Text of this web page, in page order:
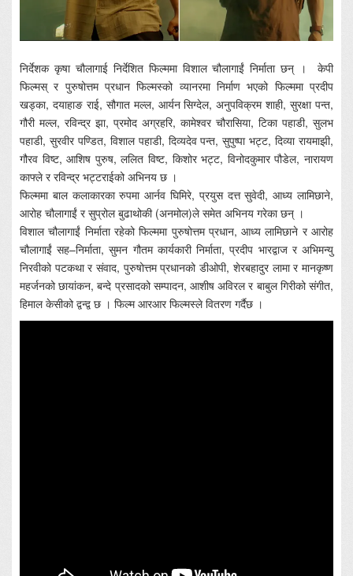
निर्देशक कृषा चौलागाई निर्देशित फिल्ममा विशाल चौलागाईं निर्माता छन् । केपी
फिल्मस् र पुरुषोत्तम प्रधान फिल्मस्को व्यानरमा निर्माण भएको फिल्ममा प्रदीप
खड्का, दयाहाङ राई, सौगात मल्ल, आर्यन सिग्देल, अनुपविक्रम शाही, सुरक्षा पन्त,
गौरी मल्ल, रविन्द्र झा, प्रमोद अग्रहरि, कामेश्वर चौरासिया, टिका पहाडी, सुलभ
पहाडी, सुरवीर पण्डित, विशाल पहाडी, दिव्यदेव पन्त, सुपुष्पा भट्ट, दिव्या रायमाझी,
गौरव विष्ट, आशिष पुरुष, ललित विष्ट, किशोर भट्ट, विनोदकुमार पौडेल, नारायण
काफ्ले र रविन्द्र भट्टराईको अभिनय छ ।
फिल्ममा बाल कलाकारका रुपमा आर्नव घिमिरे, प्रयुस दत्त सुवेदी, आध्य लामिछाने,
आरोह चौलागाईं र सुप्रोल बुढाथोकी (अनमोल)ले समेत अभिनय गरेका छन् ।
विशाल चौलागाईं निर्माता रहेको फिल्ममा पुरुषोत्तम प्रधान, आध्य लामिछाने र आरोह
चौलागाईं सह–निर्माता, सुमन गौतम कार्यकारी निर्माता, प्रदीप भारद्वाज र अभिमन्यु
निरवीको पटकथा र संवाद, पुरुषोत्तम प्रधानको डीओपी, शेरबहादुर लामा र मानकृष्ण
महर्जनको छायांकन, बन्दे प्रसादको सम्पादन, आशीष अविरल र बाबुल गिरीको संगीत,
हिमाल केसीको द्वन्द्व छ । फिल्म आरआर फिल्मस्ले वितरण गर्दैछ ।